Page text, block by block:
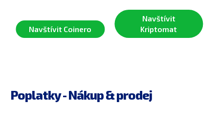
Navštívit Coinero
Navštívit
Kriptomat
Poplatky - Nákup & prodej